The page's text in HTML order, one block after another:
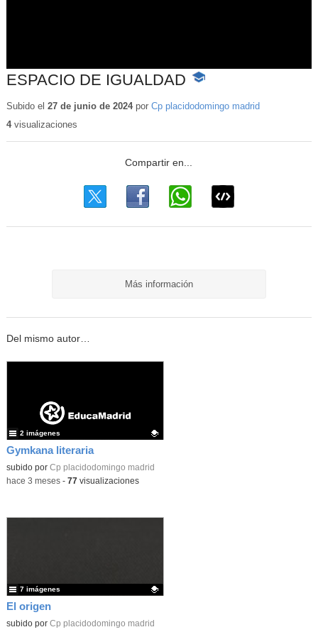
ESPACIO DE IGUALDAD
-
educativo
Subido el 27 de junio de 2024por Cp placidodomingo madrid
4visualizaciones
Más información
Del mismo autor…
Gymkana literaria
Contenido educativo.
subido por Cp placidodomingo madrid
2 imágenes
-hace 3 meses- 77 visualizaciones
El origen
Contenido educativo.
subido por Cp placidodomingo madrid
7 imágenes